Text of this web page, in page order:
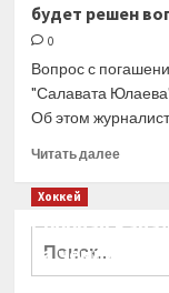
будет решен
0
Вопрос с
"Салавата
Об этом
Читать далее
Хоккей
Сборная
на чемпионат